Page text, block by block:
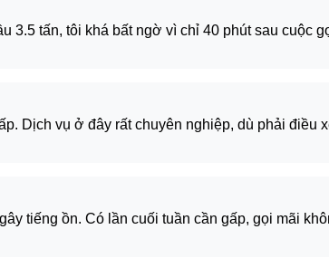
tấn, tôi khá bất ngờ vì chỉ 40 phút sau cuộc
Dịch vụ ở đây rất chuyên nghiệp, dù phải điều
tiếng ồn. Có lần cuối tuần cần gấp, gọi mãi